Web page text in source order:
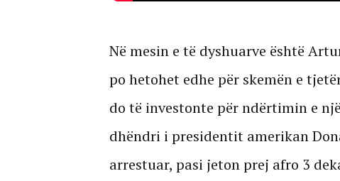
Në mesin e të dyshuarve është
po hetohet edhe për skemën e
do të investonte për ndërtimin e
dhëndri i presidentit amerikan
arrestuar, pasi jeton prej afro 3